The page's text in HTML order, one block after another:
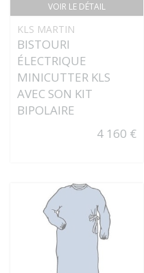
VOIR LE DÉTAIL
KLS MARTIN
BISTOURI
ÉLECTRIQUE
MINICUTTER KLS
AVEC SON KIT
BIPOLAIRE
4 160 €